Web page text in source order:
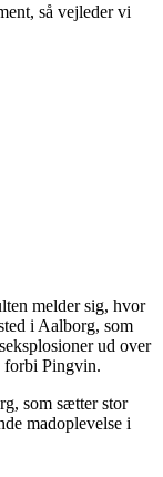
så vejleder vi
melder sig, hvor
i Aalborg, som
ud over
forbi Pingvin.
som sætter stor
madoplevelse i